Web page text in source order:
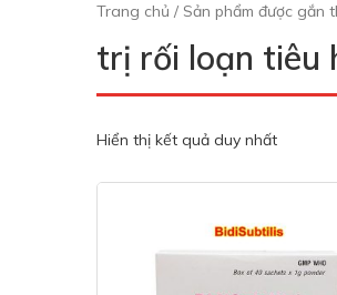
Trang chủ / Sản phẩm được gắn
trị rối loạn tiêu
Hiển thị kết quả duy nhất